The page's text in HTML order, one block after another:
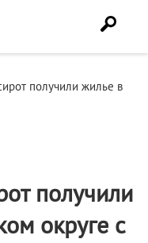
получили жилье в
получили
округе с